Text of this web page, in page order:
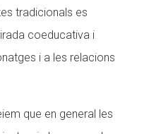
tradicionals es
coeducativa i
i a les relacions
que en general les